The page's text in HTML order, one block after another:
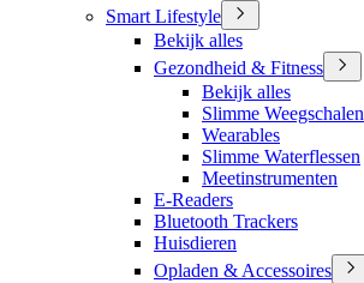
Smart Lifestyle
Bekijk alles
Gezondheid & Fitness
Bekijk alles
Slimme Weegschalen
Wearables
Slimme Waterflessen
Meetinstrumenten
E-Readers
Bluetooth Trackers
Huisdieren
Opladen & Accessoires